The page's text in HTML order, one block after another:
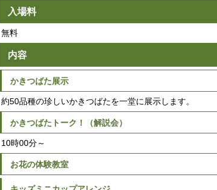
入場料
無料
内容
かきつばた展示
約50品種の珍しいかきつばたを一堂に展示します。
かきつばたトーク！（解説会）
10時00分～
お花の体験教室